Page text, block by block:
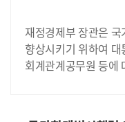
재정경제부 장관은
향상시키기 위하여
회계관계공무원 등에